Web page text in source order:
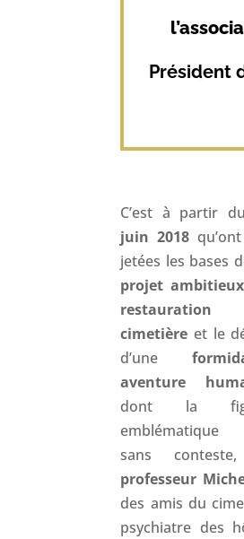
Président
C’est à partir
juin 2018
jetées les bases
projet
restauration
cimetière et le
d’une
aventure
dont la
emblématique
sans
professeur
des amis du
psychiatre des